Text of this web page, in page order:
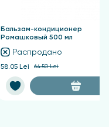
Бальзам-кондиционер
Ромашковый 500 мл
Распродано
58.05 Lei 64.50 Lei